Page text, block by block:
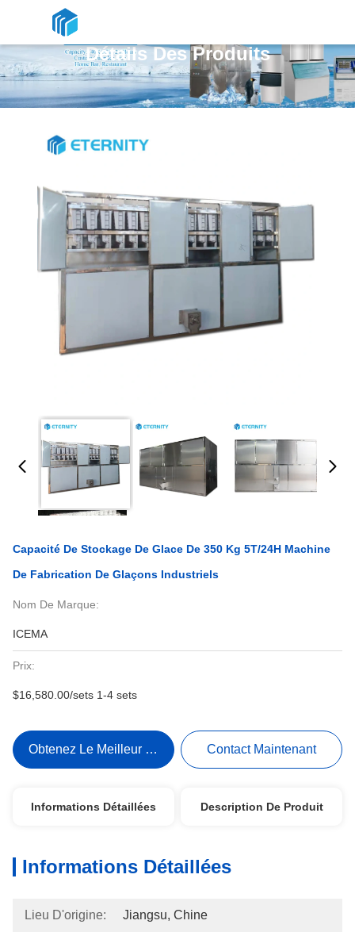
Détails Des Produits
Capacité De Stockage De Glace De 350 Kg 5T/24H Machine
De Fabrication De Glaçons Industriels
Nom De Marque:
ICEMA
Prix:
$16,580.00/sets 1-4 sets
Obtenez Le Meilleur Prix Contact Maintenant
Informations Détaillées Description De Produit
Informations Détaillées
Lieu D'origine: Jiangsu, Chine